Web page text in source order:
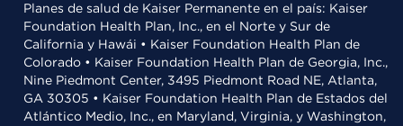
Planes de salud de Kaiser Permanente en el país: Kaiser
Foundation Health Plan, Inc., en el Norte y Sur de
California y Hawái • Kaiser Foundation Health Plan de
Colorado • Kaiser Foundation Health Plan de Georgia, Inc.,
Nine Piedmont Center, 3495 Piedmont Road NE, Atlanta,
GA 30305 • Kaiser Foundation Health Plan de Estados del
Atlántico Medio, Inc., en Maryland, Virginia, y Washington,